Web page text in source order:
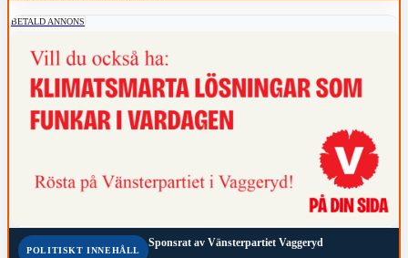
BETALD ANNONS
POLITISKT INNEHÅLL
Sponsrat av Vänsterpartiet Vaggeryd